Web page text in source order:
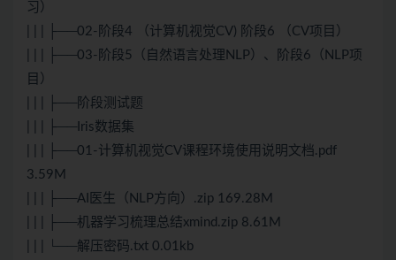
习）
| | | ├──02-阶段4 （计算机视觉CV) 阶段6 （CV项目）
| | | ├──03-阶段5（自然语言处理NLP）、阶段6（NLP项
目）
| | | ├──阶段测试题
| | | ├──Iris数据集
| | | ├──01-计算机视觉CV课程环境使用说明文档.pdf
3.59M
| | | ├──AI医生（NLP方向）.zip 169.28M
| | | ├──机器学习梳理总结xmind.zip 8.61M
| | | └──解压密码.txt 0.01kb